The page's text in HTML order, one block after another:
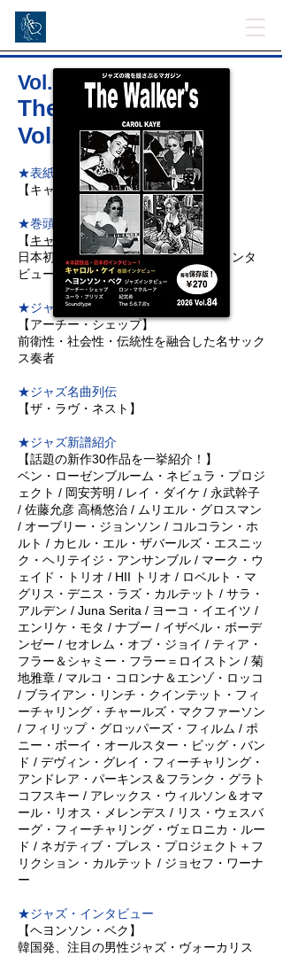
Vol. 84
The Walker's 2026
Vol.84
★表紙写真
【キャロル・ケイ】
★巻頭インタビュー
【キャロル・ケイ】
日本初！ 伝説の女性ベーシスト本人インタ
ビュー実現
★ジャズ・スーパー列伝
【アーチー・シェップ】
前衛性・社会性・伝統性を融合した名サック
ス奏者
★ジャズ名曲列伝
【ザ・ラヴ・ネスト】
★ジャズ新譜紹介
【話題の新作30作品を一挙紹介！】
ベン・ローゼンブルーム・ネビュラ・プロジ
ェクト / 岡安芳明 / レイ・ダイケ / 永武幹子
/ 佐藤允彦 高橋悠治 / ムリエル・グロスマン
/ オーブリー・ジョンソン / コルコラン・ホ
ルト / カヒル・エル・ザバールズ・エスニッ
ク・ヘリテイジ・アンサンブル / マーク・ウ
ェイド・トリオ / HII トリオ / ロベルト・マ
グリス・デニス・ラズ・カルテット / サラ・
アルデン / Juna Serita / ヨーコ・イエイツ /
エンリケ・モタ / ナブー / イザベル・ボーデ
ンゼー / セオレム・オブ・ジョイ / ティア・
フラー＆シャミー・フラー＝ロイストン / 菊
地雅章 / マルコ・コロンナ＆エンゾ・ロッコ
/ ブライアン・リンチ・クインテット・フィ
ーチャリング・チャールズ・マクファーソン
/ フィリップ・グロッパーズ・フィルム / ポ
ニー・ボーイ・オールスター・ビッグ・バン
ド / デヴィン・グレイ・フィーチャリング・
アンドレア・パーキンス＆フランク・グラト
コフスキー / アレックス・ウィルソン＆オマ
ール・リオス・メレンデス / リス・ウェスバ
ーグ・フィーチャリング・ヴェロニカ・ルー
ド / ネガティブ・プレス・プロジェクト＋フ
リクション・カルテット / ジョセフ・ワーナ
ー
★ジャズ・インタビュー
【ヘヨンソン・ベク】
韓国発、注目の男性ジャズ・ヴォーカリス